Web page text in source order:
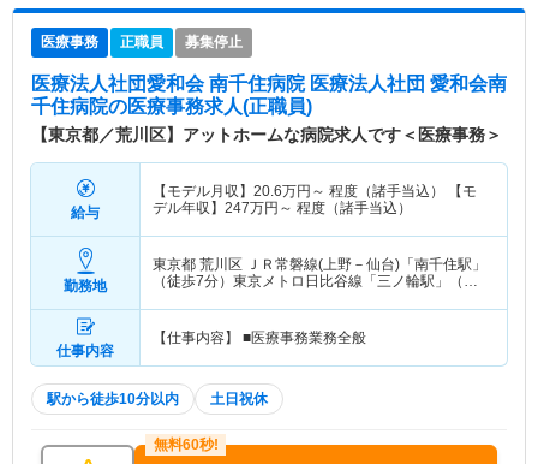
医療事務 正職員 募集停止
医療法人社団愛和会 南千住病院 医療法人社団 愛和会南
千住病院の医療事務求人(正職員)
【東京都／荒川区】アットホームな病院求人です＜医療事務＞
給与
【モデル月収】 20.6万円～ 程度（諸手当込） 【モ
デル年収】 247万円～ 程度（諸手当込）
勤務地
東京都 荒川区
ＪＲ常磐線(上野－仙台)「南千住駅」
（徒歩7分）東京メトロ日比谷線「三ノ輪駅」（徒
仕事内容
【仕事内容】 ■医療事務業務全般
駅から徒歩10分以内 土日祝休